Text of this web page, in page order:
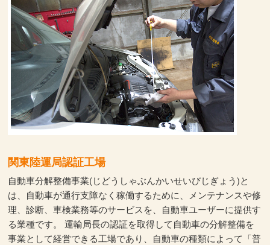
関東陸運局認証工場
自動車分解整備事業(じどうしゃぶんかいせいびじぎょう)と
は、自動車が通行支障なく稼働するために、メンテナンスや修
理、診断、車検業務等のサービスを、自動車ユーザーに提供す
る業種です。 運輸局長の認証を取得して自動車の分解整備を
事業として経営できる工場であり、自動車の種類によって「普